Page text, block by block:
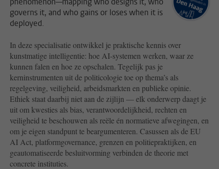
governs it, and who gains or loses when it is
deployed.
In deze specialisatie ontwikkel je praktische kennis over
kunstmatige intelligentie: hoe AI-systemen werken, waar ze
kunnen falen en hoe ze opschalen. Tegelijk pas je
kerninstrumenten uit de politicologie toe op thema’s als
regelgeving, veiligheid, arbeidsmarkten en publieke opinie.
Ethiek staat daarbij niet aan de zijlijn — elk onderwerp daagt je
uit om kwesties als bias, verantwoordelijkheid, rechten en
veiligheid te beschouwen als reële én normatieve afwegingen, en
om je eigen standpunt te beargumenteren. Casussen als de EU
AI Act, platformgovernance, grenzen en politiepraktijken, en
geautomatiseerde besluitvorming verbinden de theorie met
concrete instituties.